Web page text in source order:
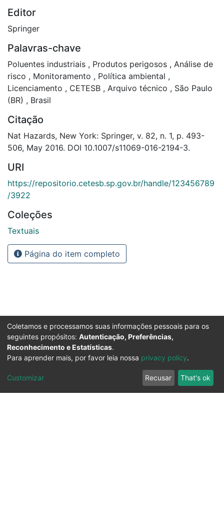
Editor
Springer
Palavras-chave
Poluentes industriais , Produtos perigosos , Análise de
risco , Monitoramento , Política ambiental ,
Licenciamento , CETESB , Arquivo técnico , São Paulo
(BR) , Brasil
Citação
Nat Hazards, New York: Springer, v. 82, n. 1, p. 493-
506, May 2016. DOI 10.1007/s11069-016-2194-3.
URI
https://repositorio.cetesb.sp.gov.br/handle/123456789
/3922
Coleções
Textuais
Página do item completo
Coletamos e processamos suas informações pessoais para os
seguintes propósitos: Autenticação, Preferências,
Reconhecimento e Estatísticas.
Para aprender mais, por favor leia nossa privacy policy.
Customizar Recusar That's ok